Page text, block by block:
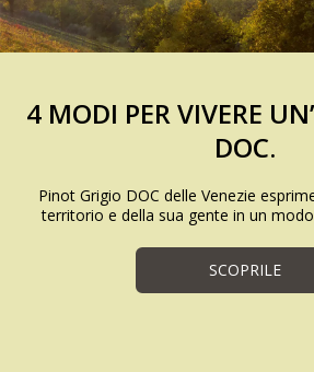
4 MODI PER VIVERE
DOC.
Pinot Grigio DOC delle Venezie
territorio e della sua gente in un
SCOPRILE